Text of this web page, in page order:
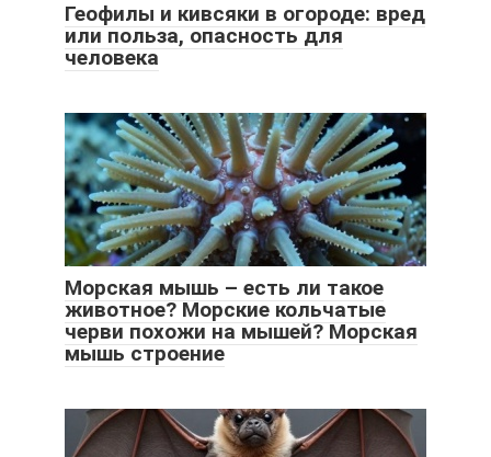
Геофилы и кивсяки в огороде: вред
или польза, опасность для
человека
Морская мышь – есть ли такое
животное? Морские кольчатые
черви похожи на мышей? Морская
мышь строение